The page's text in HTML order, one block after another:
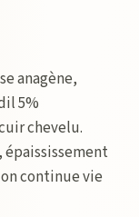
anagène,
5%
chevelu.
épaississement
continue vie